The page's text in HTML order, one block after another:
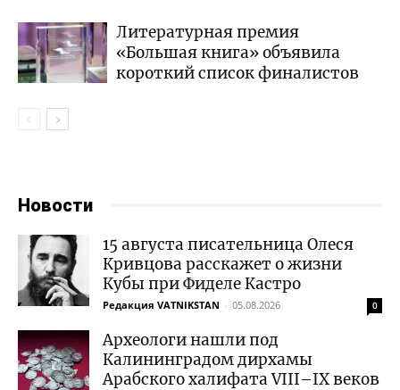
Литературная премия
«Большая книга» объявила
короткий список финалистов
Новости
15 августа писательница Олеся
Кривцова расскажет о жизни
Кубы при Фиделе Кастро
Редакция VATNIKSTAN - 05.08.2026 0
Археологи нашли под
Калининградом дирхамы
Арабского халифата VIII–IX веков